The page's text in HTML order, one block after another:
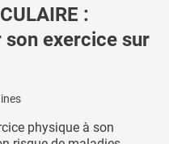
:
exercice sur
physique à son